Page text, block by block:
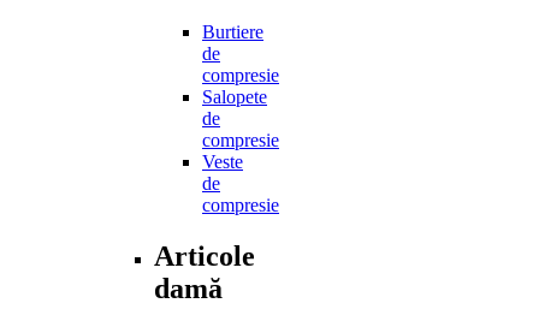
Burtiere
de
compresie
Salopete
de
compresie
Veste
de
compresie
Articole
damă